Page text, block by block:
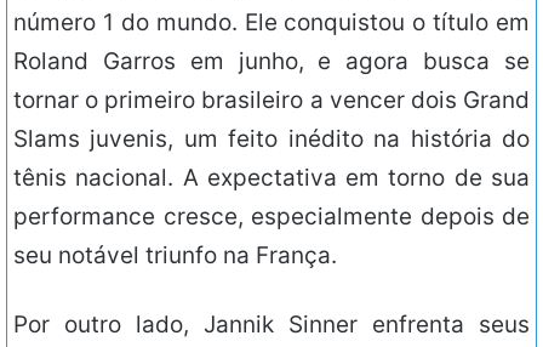
número 1 do mundo. Ele conquistou o título em
Roland Garros em junho, e agora busca se
tornar o primeiro brasileiro a vencer dois Grand
Slams juvenis, um feito inédito na história do
tênis nacional. A expectativa em torno de sua
performance cresce, especialmente depois de
seu notável triunfo na França.
Por outro lado, Jannik Sinner enfrenta seus